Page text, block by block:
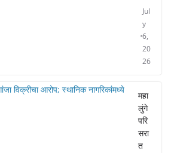
Jul
y
6,
20
26
महा
लुंगे
परि
सरा
त